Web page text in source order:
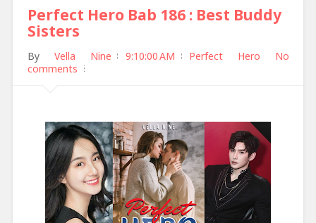
Perfect Hero Bab 186 : Best Buddy
Sisters
By Vella Nine 9:10:00 AM Perfect Hero
No
comments